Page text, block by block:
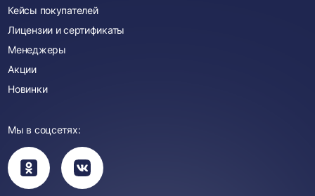
Кейсы покупателей
Лицензии и сертификаты
Менеджеры
Акции
Новинки
Мы в соцсетях:
Вы
перейдете
в
группу
Вы
перейдете
в
группу